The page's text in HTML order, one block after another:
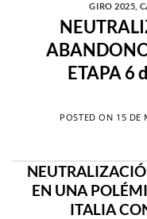
GIRO 2025
ETAPA 6
POSTED ON 15 DE
EN UNA
ITALIA